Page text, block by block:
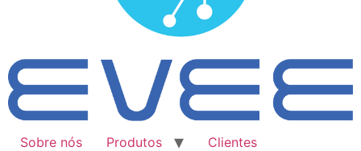
Sobre nós Produtos
Clientes